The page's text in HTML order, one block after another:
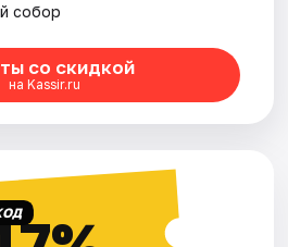
собор
со скидкой
на Kassir.ru